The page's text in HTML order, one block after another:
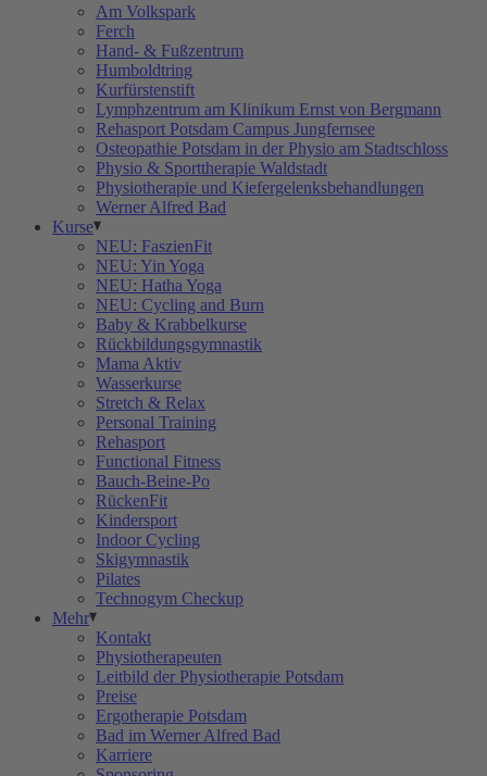
Am Volkspark
Ferch
Hand- & Fußzentrum
Humboldtring
Kurfürstenstift
Lymphzentrum am Klinikum Ernst von Bergmann
Rehasport Potsdam Campus Jungfernsee
Osteopathie Potsdam in der Physio am Stadtschloss
Physio & Sporttherapie Waldstadt
Physiotherapie und Kiefergelenksbehandlungen
Werner Alfred Bad
Kurse
NEU: FaszienFit
NEU: Yin Yoga
NEU: Hatha Yoga
NEU: Cycling and Burn
Baby & Krabbelkurse
Rückbildungsgymnastik
Mama Aktiv
Wasserkurse
Stretch & Relax
Personal Training
Rehasport
Functional Fitness
Bauch-Beine-Po
RückenFit
Kindersport
Indoor Cycling
Skigymnastik
Pilates
Technogym Checkup
Mehr
Kontakt
Physiotherapeuten
Leitbild der Physiotherapie Potsdam
Preise
Ergotherapie Potsdam
Bad im Werner Alfred Bad
Karriere